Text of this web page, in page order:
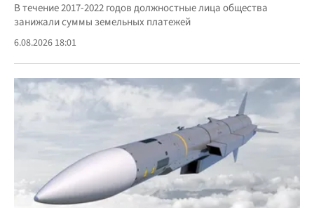
В течение 2017-2022 годов должностные лица общества
занижали суммы земельных платежей
6.08.2026 18:01